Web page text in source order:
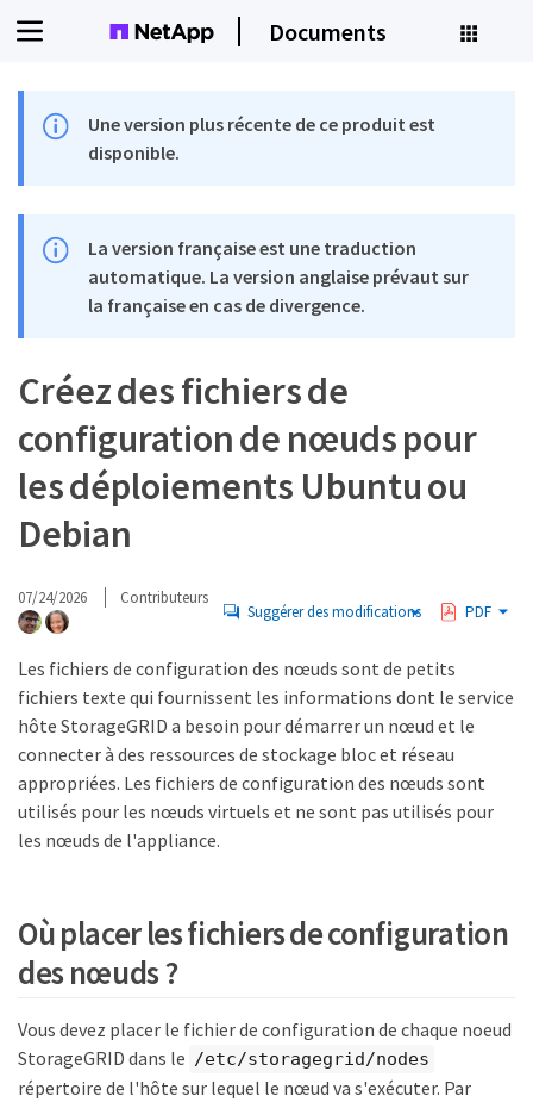
Documents
Une version plus récente de ce produit est
disponible.
La version française est une traduction
automatique. La version anglaise prévaut sur
la française en cas de divergence.
Créez des fichiers de
configuration de nœuds pour
les déploiements Ubuntu ou
Debian
07/24/2026 Contributeurs
Suggérer des modifications PDF
Les fichiers de configuration des nœuds sont de petits
fichiers texte qui fournissent les informations dont le service
hôte StorageGRID a besoin pour démarrer un nœud et le
connecter à des ressources de stockage bloc et réseau
appropriées. Les fichiers de configuration des nœuds sont
utilisés pour les nœuds virtuels et ne sont pas utilisés pour
les nœuds de l'appliance.
Où placer les fichiers de configuration
des nœuds ?
Vous devez placer le fichier de configuration de chaque noeud
StorageGRID dans le /etc/storagegrid/nodes
répertoire de l'hôte sur lequel le nœud va s'exécuter. Par